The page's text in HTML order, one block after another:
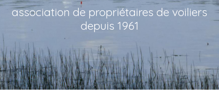
association de propriétaires de voiliers
depuis 1961